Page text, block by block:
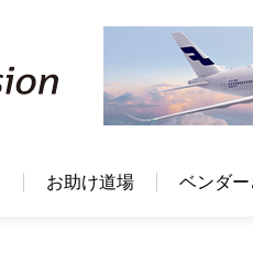
お助け道場 ベンダー